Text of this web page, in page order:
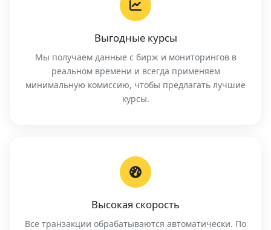
Выгодные курсы
Мы получаем данные с бирж и мониторингов в
реальном времени и всегда применяем
минимальную комиссию, чтобы предлагать лучшие
курсы.
Высокая скорость
Все транзакции обрабатываются автоматически. По